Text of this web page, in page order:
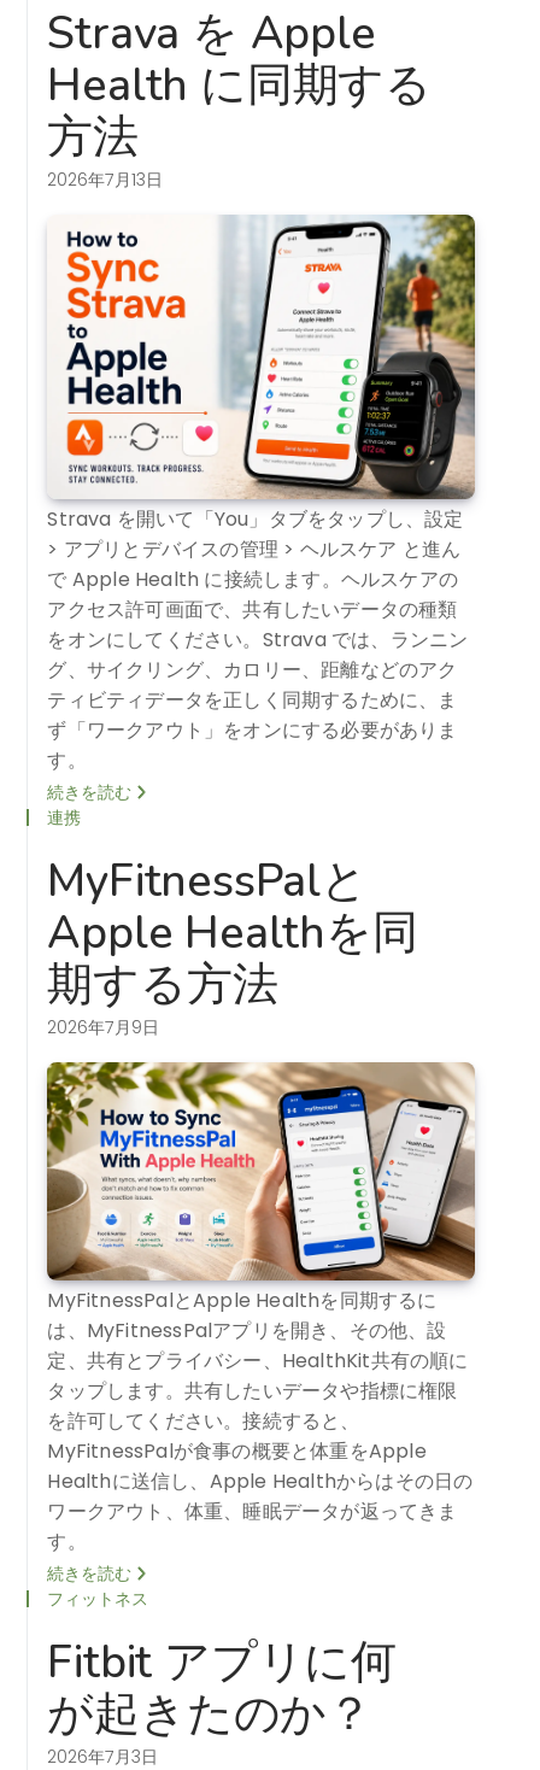
Strava を Apple
Health に同期する
方法
2026年7月13日
Strava を開いて「You」タブをタップし、設定
> アプリとデバイスの管理 > ヘルスケア と進ん
で Apple Health に接続します。ヘルスケアの
アクセス許可画面で、共有したいデータの種類
をオンにしてください。Strava では、ランニン
グ、サイクリング、カロリー、距離などのアク
ティビティデータを正しく同期するために、ま
ず「ワークアウト」をオンにする必要がありま
す。
続きを読む
連携
MyFitnessPalと
Apple Healthを同
期する方法
2026年7月9日
MyFitnessPalとApple Healthを同期するに
は、MyFitnessPalアプリを開き、その他、設
定、共有とプライバシー、HealthKit共有の順に
タップします。共有したいデータや指標に権限
を許可してください。接続すると、
MyFitnessPalが食事の概要と体重をApple
Healthに送信し、Apple Healthからはその日の
ワークアウト、体重、睡眠データが返ってきま
す。
続きを読む
フィットネス
Fitbit アプリに何
が起きたのか？
2026年7月3日